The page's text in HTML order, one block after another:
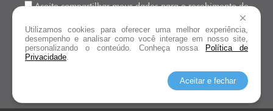
Aceito compartilhar meus dados para o recebimento de
newsletter, informativos e outras ações de marketing do Terraço
Shopping.
Siga oTerraço Shopping
Utilizamos cookies para oferecer uma melhor experiência,
desempenho e analisar como você interage em nosso site,
personalizando o conteúdo. Conheça nossa
Política de
Privacidade.
Aceitar e fechar